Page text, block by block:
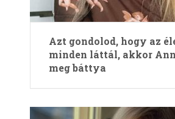
Azt gondolod, hogy az
minden láttál, akkor
meg báttya